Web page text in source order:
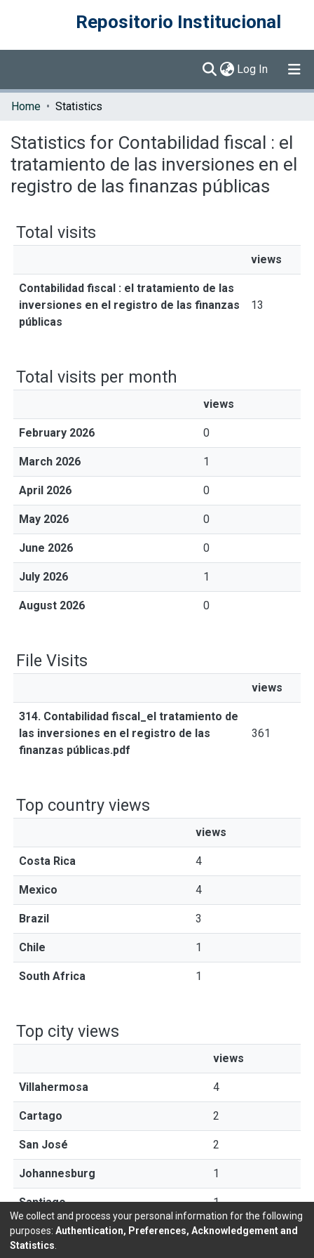
Repositorio Institucional
Log In (current)
Communities & Collections
Home Statistics
Statistics for Contabilidad fiscal : el
tratamiento de las inversiones en el
registro de las finanzas públicas
Total visits
views
Contabilidad fiscal : el tratamiento de las
inversiones en el registro de las finanzas
públicas
13
Total visits per month
views
February 2026 0
March 2026 1
April 2026 0
May 2026 0
June 2026 0
July 2026 1
August 2026 0
File Visits
views
314. Contabilidad fiscal_el tratamiento de
las inversiones en el registro de las
finanzas públicas.pdf
361
Top country views
views
Costa Rica 4
Mexico 4
Brazil 3
Chile 1
South Africa 1
Top city views
views
Villahermosa 4
Cartago 2
San José 2
Johannesburg 1
Santiago 1
We collect and process your personal information for the following
purposes: Authentication, Preferences, Acknowledgement and
Statistics